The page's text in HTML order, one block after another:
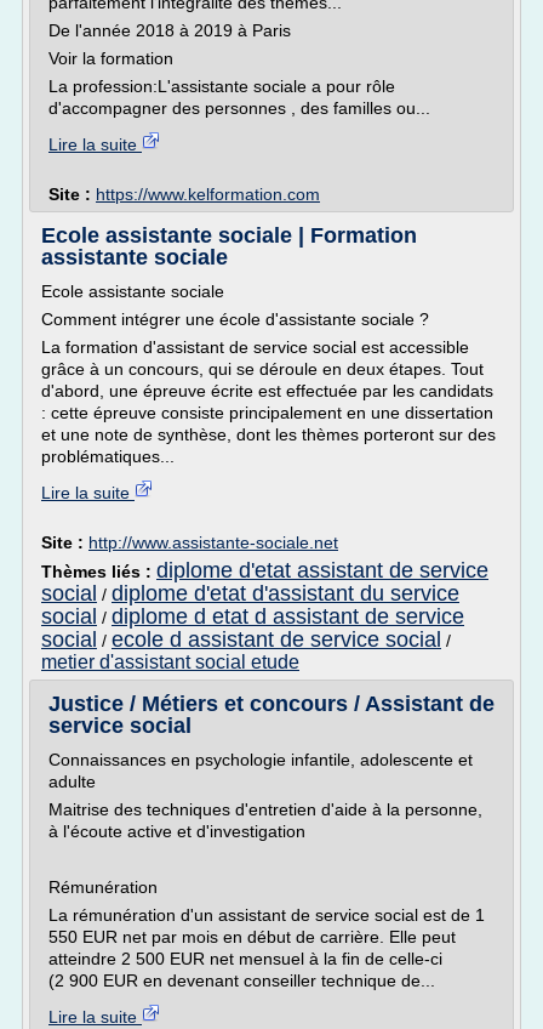
De l'année 2018 à 2019 à Paris
Voir la formation
La profession:L'assistante sociale a pour rôle
d'accompagner des personnes , des familles ou...
Lire la suite
Site : https://www.kelformation.com
Ecole assistante sociale | Formation
assistante sociale
Ecole assistante sociale
Comment intégrer une école d'assistante sociale ?
La formation d'assistant de service social est accessible
grâce à un concours, qui se déroule en deux étapes. Tout
d'abord, une épreuve écrite est effectuée par les candidats
: cette épreuve consiste principalement en une dissertation
et une note de synthèse, dont les thèmes porteront sur des
problématiques...
Lire la suite
Site : http://www.assistante-sociale.net
Thèmes liés : diplome d'etat assistant de service
social / diplome d'etat d'assistant du service
social / diplome d etat d assistant de service
social / ecole d assistant de service social /
metier d'assistant social etude
Justice / Métiers et concours / Assistant de
service social
Connaissances en psychologie infantile, adolescente et
adulte
Maitrise des techniques d'entretien d'aide à la personne,
à l'écoute active et d'investigation
Rémunération
La rémunération d'un assistant de service social est de 1
550 EUR net par mois en début de carrière. Elle peut
atteindre 2 500 EUR net mensuel à la fin de celle-ci
(2 900 EUR en devenant conseiller technique de...
Lire la suite